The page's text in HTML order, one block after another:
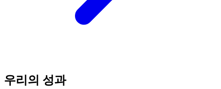
우리의 성과